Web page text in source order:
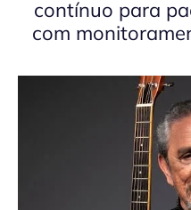
contínuo para
com